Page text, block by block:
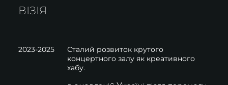
ВІЗІЯ
2023-2025
Сталий розвиток крутого
концертного залу як креативного
хабу.